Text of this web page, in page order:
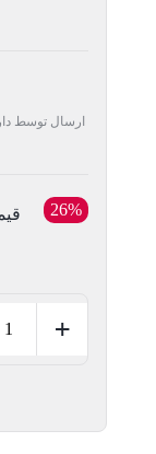
ارسال توسط
26%
+